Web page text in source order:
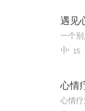
遇见
15
心情
心情疗